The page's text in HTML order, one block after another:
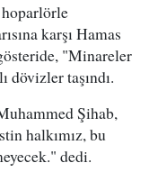
karşı Hamas
"Minareler
dövizler taşındı.
Şihab,
halkımız, bu
dedi.